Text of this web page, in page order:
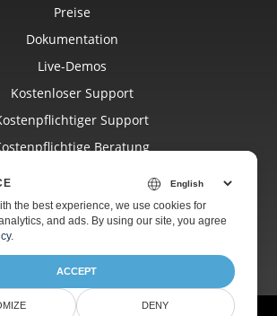
Preise
Dokumentation
Live-Demos
Kostenloser Support
Support
Beratung
Websites
Über Uns
the best experience, we use cookies for
and ads. By using our site, you agree
.
ACCEPT
DENY